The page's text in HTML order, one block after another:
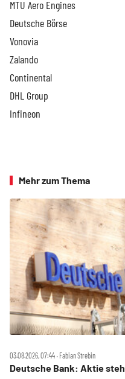
MTU Aero Engines
Deutsche Börse
Vonovia
Zalando
Continental
DHL Group
Infineon
Mehr zum Thema
03.08.2026, 07:44 ‧ Fabian Strebin
Deutsche